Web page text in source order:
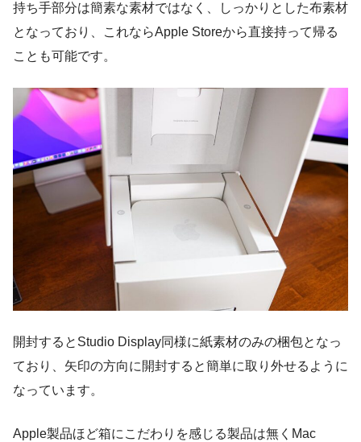
持ち手部分は簡素な素材ではなく、しっかりとした布素材
となっており、これならApple Storeから直接持って帰る
ことも可能です。
開封するとStudio Display同様に紙素材のみの梱包となっ
ており、矢印の方向に開封すると簡単に取り外せるように
なっています。
Apple製品ほど箱にこだわりを感じる製品は無くMac